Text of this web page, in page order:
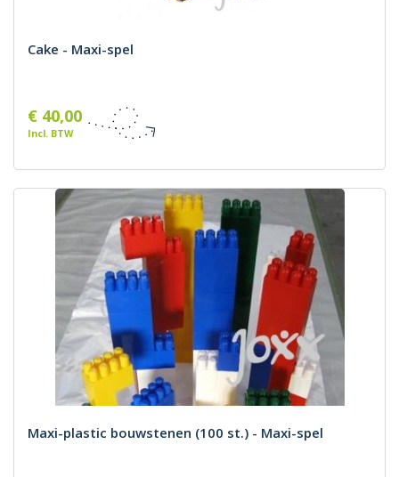
Cake - Maxi-spel
€ 40,00
Incl. BTW
Maxi-plastic bouwstenen (100 st.) - Maxi-spel